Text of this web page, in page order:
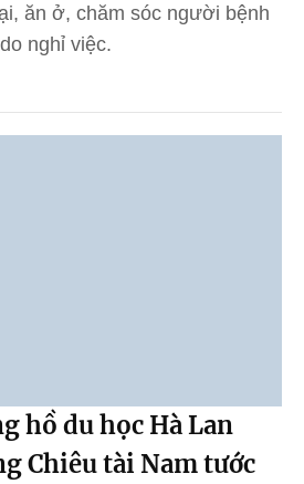
ăn ở, chăm sóc người bệnh
nghỉ việc.
hồ du học Hà Lan
Chiêu tài Nam tước